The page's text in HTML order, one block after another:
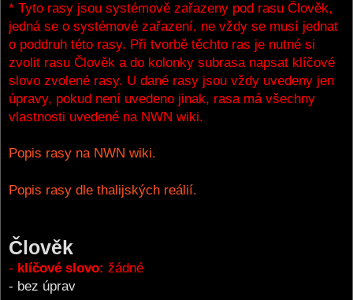
* Tyto rasy jsou systémově zařazeny pod rasu Člověk,
jedná se o systémové zařazení, ne vždy se musí jednat
o poddruh této rasy. Při tvorbě těchto ras je nutné si
zvolit rasu Člověk a do kolonky subrasa napsat klíčové
slovo zvolené rasy. U dané rasy jsou vždy uvedeny jen
úpravy, pokud není uvedeno jinak, rasa má všechny
vlastnosti uvedené na NWN wiki.
Popis rasy na NWN wiki.
Popis rasy dle thalijských reálií.
Člověk
- klíčové slovo: žádné
- bez úprav